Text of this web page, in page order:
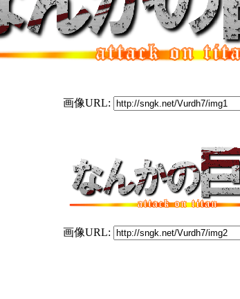
画像URL:
画像URL: